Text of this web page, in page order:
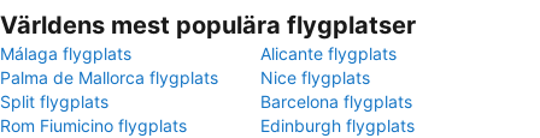
Världens mest populära flygplatser
Málaga flygplats
Alicante flygplats
Palma de Mallorca flygplats
Nice flygplats
Split flygplats
Barcelona flygplats
Rom Fiumicino flygplats
Edinburgh flygplats